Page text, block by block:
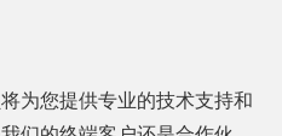
为您提供专业的技术支持和